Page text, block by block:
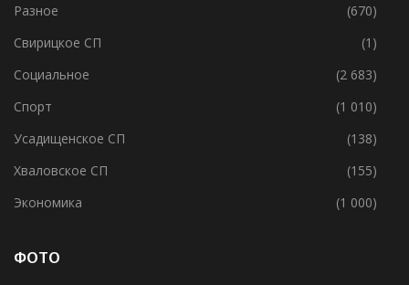
Разное
(670)
Свирицкое СП
(1)
Социальное
(2 683)
Спорт
(1 010)
Усадищенское СП
(138)
Хваловское СП
(155)
Экономика
(1 000)
ФОТО